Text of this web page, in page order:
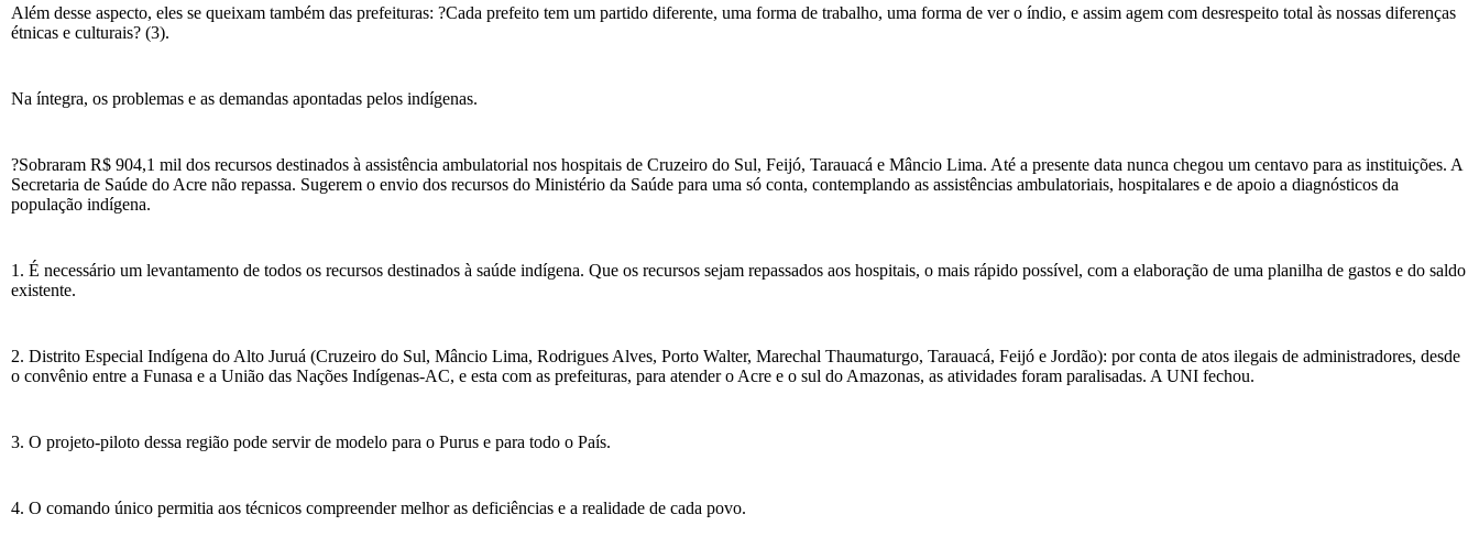
Além desse aspecto, eles se queixam também das prefeituras: ?Cada prefeito tem um partido diferente, uma forma de trabalho, uma forma de ver o índio, e assim agem com desrespeito total às nossas diferenças
étnicas e culturais? (3).
Na íntegra, os problemas e as demandas apontadas pelos indígenas.
?Sobraram R$ 904,1 mil dos recursos destinados à assistência ambulatorial nos hospitais de Cruzeiro do Sul, Feijó, Tarauacá e Mâncio Lima. Até a presente data nunca chegou um centavo para as instituições. A
Secretaria de Saúde do Acre não repassa. Sugerem o envio dos recursos do Ministério da Saúde para uma só conta, contemplando as assistências ambulatoriais, hospitalares e de apoio a diagnósticos da
população indígena.
1. É necessário um levantamento de todos os recursos destinados à saúde indígena. Que os recursos sejam repassados aos hospitais, o mais rápido possível, com a elaboração de uma planilha de gastos e do saldo
existente.
2. Distrito Especial Indígena do Alto Juruá (Cruzeiro do Sul, Mâncio Lima, Rodrigues Alves, Porto Walter, Marechal Thaumaturgo, Tarauacá, Feijó e Jordão): por conta de atos ilegais de administradores, desde
o convênio entre a Funasa e a União das Nações Indígenas-AC, e esta com as prefeituras, para atender o Acre e o sul do Amazonas, as atividades foram paralisadas. A UNI fechou.
3. O projeto-piloto dessa região pode servir de modelo para o Purus e para todo o País.
4. O comando único permitia aos técnicos compreender melhor as deficiências e a realidade de cada povo.